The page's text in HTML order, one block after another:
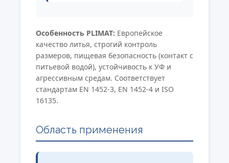
Особенность PLIMAT: Европейское
качество литья, строгий контроль
размеров, пищевая безопасность (контакт с
питьевой водой), устойчивость к УФ и
агрессивным средам. Соответствует
стандартам EN 1452-3, EN 1452-4 и ISO
16135.
Область применения